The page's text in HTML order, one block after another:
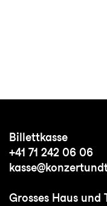
Billettkasse
+41 71 242 06 06
Grosses Haus und